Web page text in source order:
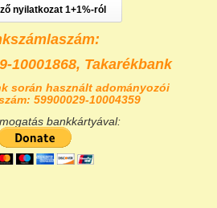
nyilatkozat 1+1%-ról
10001868, Takarékbank
során használt adományozói
59900029-10004359
bankkártyával: